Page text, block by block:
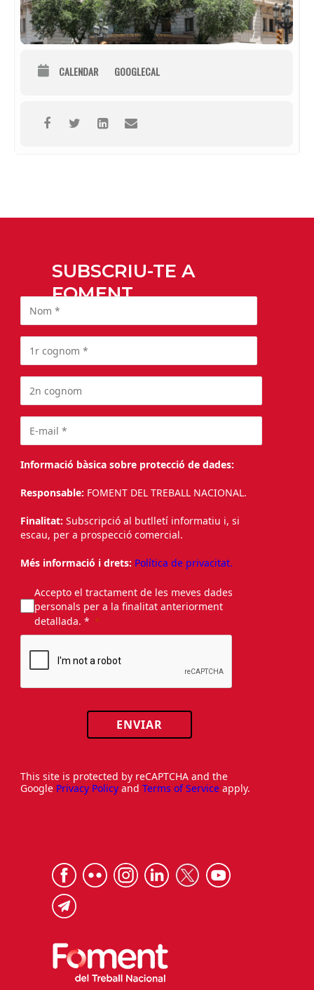
CALENDAR GOOGLECAL
SUBSCRIU-TE A
FOMENT
Informació bàsica sobre protecció de dades:
Responsable: FOMENT DEL TREBALL NACIONAL.
Finalitat: Subscripció al butlletí informatiu i, si
escau, per a prospecció comercial.
Més informació i drets: Política de privacitat.
Accepto el tractament de les meves dades
personals per a la finalitat anteriorment
detallada. *
ENVIAR
This site is protected by reCAPTCHA and the
Google Privacy Policy and Terms of Service apply.